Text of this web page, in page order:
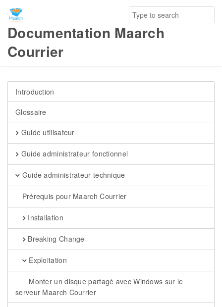
Documentation Maarch
Courrier
Introduction
Glossaire
Guide utilisateur
Guide administrateur fonctionnel
Guide administrateur technique
Prérequis pour Maarch Courrier
Installation
Breaking Change
Exploitation
Monter un disque partagé avec Windows sur le
serveur Maarch Courrier